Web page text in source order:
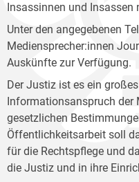
Insassinnen und
Unter den angegebenen
Mediensprecher:innen
Auskünfte zur Verfügung.
Der Justiz ist es ein
Informationsanspruch der
gesetzlichen
Öffentlichkeitsarbeit soll
für die Rechtspflege und
die Justiz und in ihre